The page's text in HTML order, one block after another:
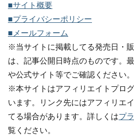
■サイト概要
■プライバシーポリシー
■メールフォーム
※当サイトに掲載してる発売日・
は、記事公開日時点のものです。
や公式サイト等でご確認ください。
※本サイトはアフィリエイトプロ
います。リンク先にはアフィリエ
てる場合があります。詳しくはプ
覧ください。